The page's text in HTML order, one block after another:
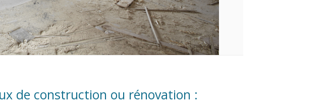
de construction ou rénovation :